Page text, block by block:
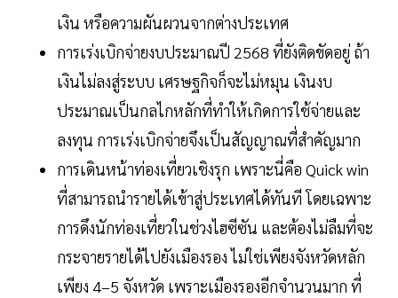
เงิน หรือความผันผวนจากต่างประเทศ
การเร่งเบิกจ่ายงบประมาณปี 2568 ที่ยังติดขัดอยู่ ถ้า
เงินไม่ลงสู่ระบบ เศรษฐกิจก็จะไม่หมุน เงินงบ
ประมาณเป็นกลไกหลักที่ทำให้เกิดการใช้จ่ายและ
ลงทุน การเร่งเบิกจ่ายจึงเป็นสัญญาณที่สำคัญมาก
การเดินหน้าท่องเที่ยวเชิงรุก เพราะนี่คือ Quick win
ที่สามารถนำรายได้เข้าสู่ประเทศได้ทันที โดยเฉพาะ
การดึงนักท่องเที่ยวในช่วงไฮซีซัน และต้องไม่ลืมที่จะ
กระจายรายได้ไปยังเมืองรอง ไม่ใช่เพียงจังหวัดหลัก
เพียง 4–5 จังหวัด เพราะเมืองรองอีกจำนวนมาก ที่